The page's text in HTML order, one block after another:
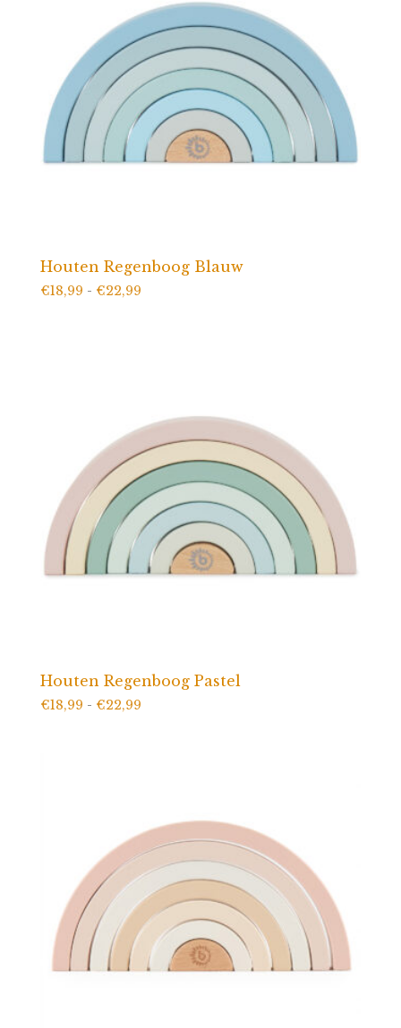
Houten Regenboog Blauw
€18,99 - €22,99Prijsklasse:
Houten Regenboog Pastel
€18,99 - €22,99Prijsklasse: